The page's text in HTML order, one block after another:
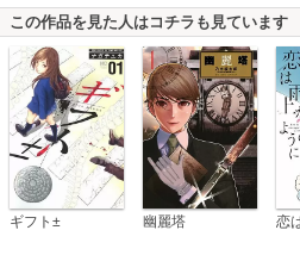
この作品を見た人はコチラも見ています
ギフト± 幽麗塔